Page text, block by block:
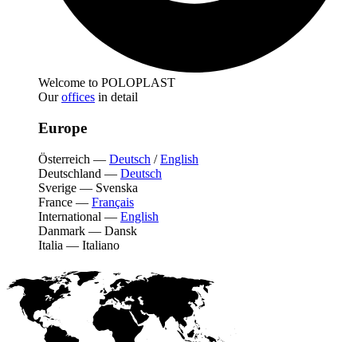
Welcome to POLOPLAST
Ouroffices in detail
Europe
Österreich — Deutsch /English
Deutschland — Deutsch
Sverige — Svenska
France — Français
International — English
Danmark — Dansk
Italia — Italiano